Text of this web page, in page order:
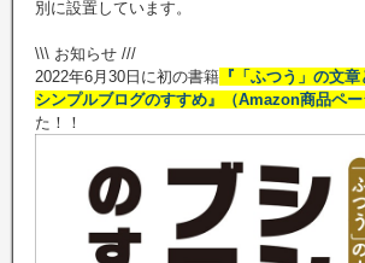
別に設置しています。
\\\ お知らせ ///
2022年6月30日に初の書籍 『「ふつう」の文
シンプルブログのすすめ』（Amazon商品ペー
た！！